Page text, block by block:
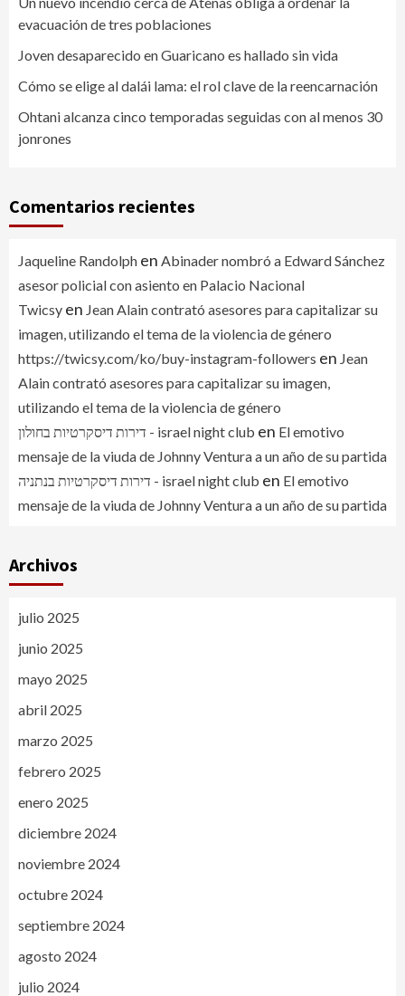
evacuación de tres poblaciones
Joven desaparecido en Guaricano es hallado sin vida
Cómo se elige al dalái lama: el rol clave de la reencarnación
Ohtani alcanza cinco temporadas seguidas con al menos 30
jonrones
Comentarios recientes
Jaqueline Randolph en Abinader nombró a Edward Sánchez
asesor policial con asiento en Palacio Nacional
Twicsy en Jean Alain contrató asesores para capitalizar su
imagen, utilizando el tema de la violencia de género
https://twicsy.com/ko/buy-instagram-followers en Jean
Alain contrató asesores para capitalizar su imagen,
utilizando el tema de la violencia de género
דירות דיסקרטיות בחולון - israel night club en El emotivo
mensaje de la viuda de Johnny Ventura a un año de su partida
דירות דיסקרטיות בנתניה - israel night club en El emotivo
mensaje de la viuda de Johnny Ventura a un año de su partida
Archivos
julio 2025
junio 2025
mayo 2025
abril 2025
marzo 2025
febrero 2025
enero 2025
diciembre 2024
noviembre 2024
octubre 2024
septiembre 2024
agosto 2024
julio 2024